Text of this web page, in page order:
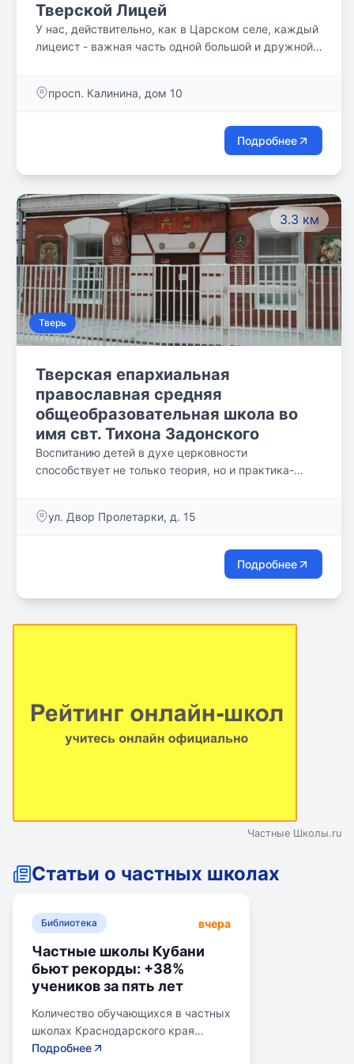
Тверской Лицей
У нас, действительно, как в Царском селе, каждый
лицеист - важная часть одной большой и дружной
просп. Калинина, дом 10
Подробнее
3.3 км
Тверь
Тверская епархиальная
православная средняя
общеобразовательная школа во
имя свт. Тихона Задонского
Воспитанию детей в духе церковности
способствует не только теория, но и практика-
богослужении, паломнические поездки.
ул. Двор Пролетарки, д. 15
Подробнее
Частные Школы.ru
Статьи о частных школах
Библиотека вчера
Частные школы Кубани
бьют рекорды: +38%
учеников за пять лет
Количество обучающихся в частных
школах Краснодарского края
выросло на 38% за последние пять
Подробнее